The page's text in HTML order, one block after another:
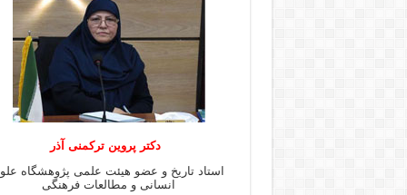
دکتر پروین ترکمنی آذر
استاد تاریخ و عضو هیئت علمی پژوهشگاه
انسانی و مطالعات فرهنگى